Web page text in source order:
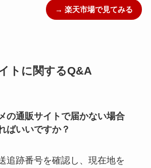
→ 楽天市場で見てみる
トに関するQ&A
の通販サイトで届かない場合
ばいいですか？
追跡番号を確認し、現在地を